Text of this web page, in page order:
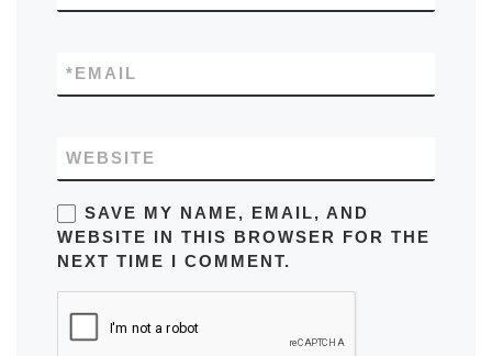
EMAIL
*
WEBSITE
SAVE MY NAME, EMAIL, AND
WEBSITE IN THIS BROWSER FOR THE
NEXT TIME I COMMENT.